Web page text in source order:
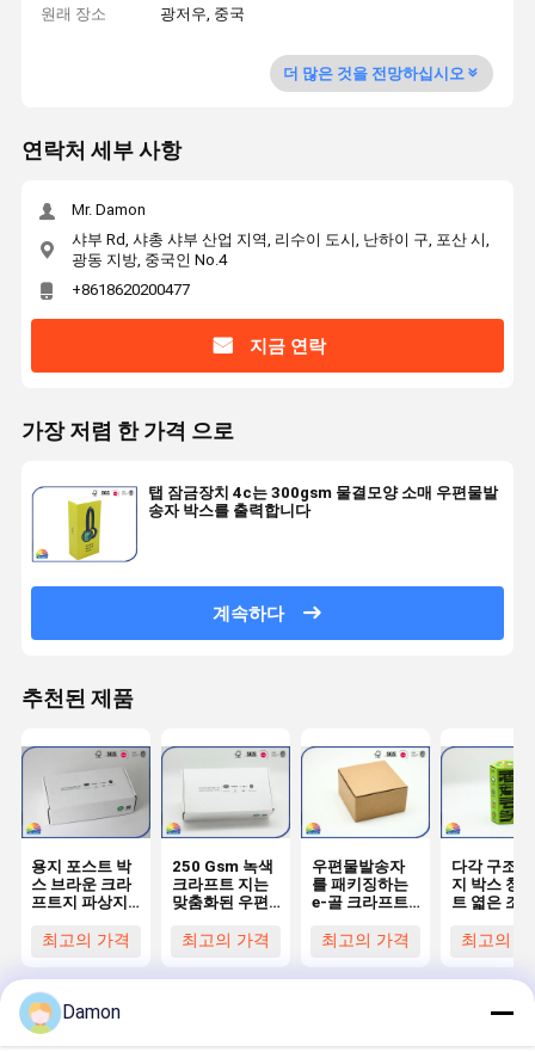
원래 장소 광저우, 중국
더 많은 것을 전망하십시오
연락처 세부 사항
Mr. Damon
샤부 Rd, 샤총 샤부 산업 지역, 리수이 도시, 난하이 구, 포산 시,
광동 지방, 중국인 No.4
+8618620200477
지금 연락
가장 저렴 한 가격 으로
탭 잠금장치 4c는 300gsm 물결모양 소매 우편물발
송자 박스를 출력합니다
계속하다
추천된 제품
용지 포스트 박
스 브라운 크라
프트지 파상지
송자 종류
최고의 가격
250 Gsm 녹색
크라프트 지는
맞춤화된 우편
로고를 주름지
최고의 가격
우편물발송자
를 패키징하는
e-골 크라프트
특수한 설계도
최고의 가격
다각 구조
지 박스 청
트 엷은 조
최고의
Damon